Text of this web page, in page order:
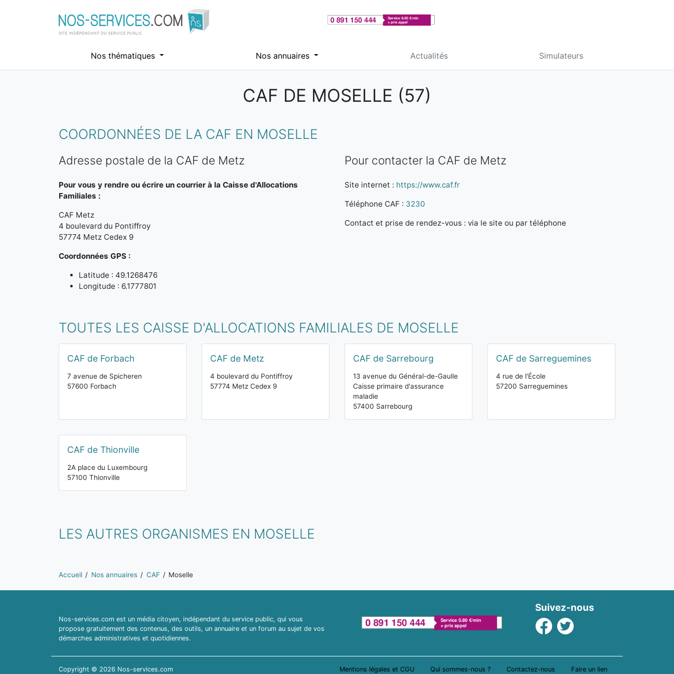
Nos thématiques Nos annuaires Actualités Simulateurs
CAF DE MOSELLE (57)
COORDONNÉES DE LA CAF EN MOSELLE
Adresse postale de la CAF de Metz
Pour vous y rendre ou écrire un courrier à la Caisse d'Allocations
Familiales :
CAF Metz
4 boulevard du Pontiffroy
57774 Metz Cedex 9
Coordonnées GPS :
Latitude : 49.1268476
Longitude : 6.1777801
Pour contacter la CAF de Metz
Site internet : https://www.caf.fr
Téléphone CAF : 3230
Contact et prise de rendez-vous : via le site ou par téléphone
TOUTES LES CAISSE D'ALLOCATIONS FAMILIALES DE MOSELLE
CAF de Forbach
7 avenue de Spicheren
57600 Forbach
CAF de Metz
4 boulevard du Pontiffroy
57774 Metz Cedex 9
CAF de Sarrebourg
13 avenue du Général-de-Gaulle
Caisse primaire d'assurance
maladie
57400 Sarrebourg
CAF de Sarreguemines
4 rue de l'École
57200 Sarreguemines
CAF de Thionville
2A place du Luxembourg
57100 Thionville
LES AUTRES ORGANISMES EN MOSELLE
Vous êtes ici:
Accueil Nos annuaires CAF Moselle
Nos-services.com est un média citoyen, indépendant du service public, qui vous
propose gratuitement des contenus, des outils, un annuaire et un forum au sujet de vos
démarches administratives et quotidiennes.
Suivez-nous
Facebook
Twitter
Mentions légales et CGU Qui sommes-nous ? Contactez-nous Faire un lien
Copyright © 2026 Nos-services.com